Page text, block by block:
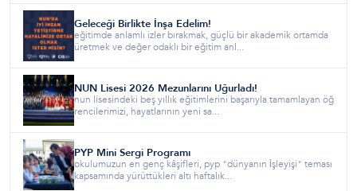
Geleceği Birlikte İnşa Edelim!
eğitimde anlamlı izler bırakmak, güçlü bir akademik ortamda
üretmek ve değer odaklı bir eğitim anl...
NUN Lisesi 2026 Mezunlarını Uğurladı!
nun lisesindeki beş yıllık eğitimlerini başarıyla tamamlayan öğ
rencilerimizi, hayatlarının yeni sa...
PYP Mini Sergi Programı
okulumuzun en genç kâşifleri, pyp "dünyanın i̇şleyişi" teması
kapsamında yürüttükleri altı haftalık...